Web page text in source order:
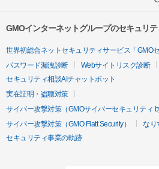
GMOインターネットグループのセキュリ
世界初総合ネットセキュリティサービス「GMO
パスワード漏洩診断
Webサイトリスク診断
セキュリティ相談AIチャットボット
実在証明・盗聴対策
サイバー攻撃対策（GMOサイバーセキュリティ
サイバー攻撃対策（GMO Flatt Security）
なり
セキュリティ事業の軌跡